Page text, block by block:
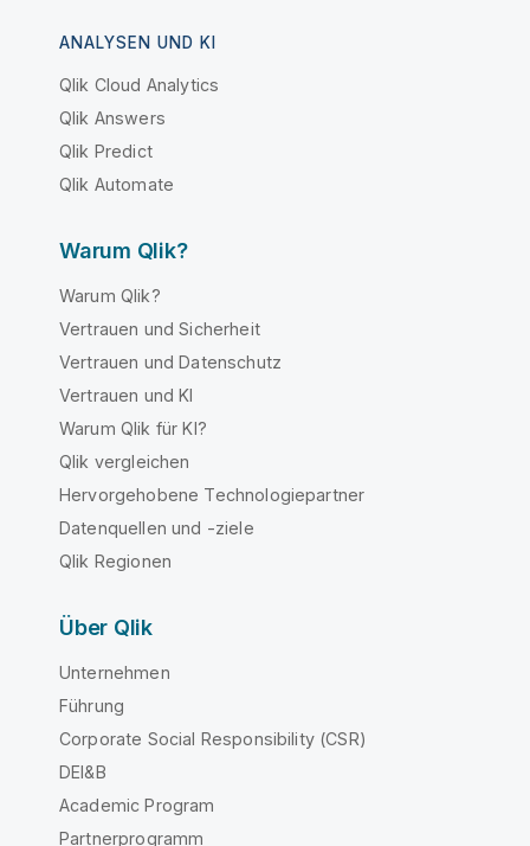
ANALYSEN UND KI
Qlik Cloud Analytics
Qlik Answers
Qlik Predict
Qlik Automate
Warum Qlik?
Warum Qlik?
Vertrauen und Sicherheit
Vertrauen und Datenschutz
Vertrauen und KI
Warum Qlik für KI?
Qlik vergleichen
Hervorgehobene Technologiepartner
Datenquellen und -ziele
Qlik Regionen
Über Qlik
Unternehmen
Führung
Corporate Social Responsibility (CSR)
DEI&B
Academic Program
Partnerprogramm